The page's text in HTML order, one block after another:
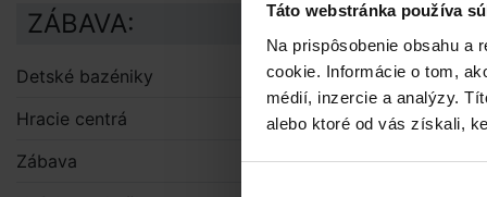
Táto webstránka používa
Na prispôsobenie obsahu a
cookie. Informácie o tom,
médií, inzercie a analýzy.
alebo ktoré od vás získali,
ZÁBAVA:
Detské bazéniky
Hracie centrá
Zábava